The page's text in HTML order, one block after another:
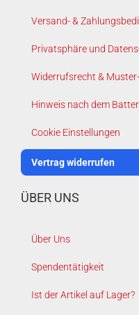
Versand- &
Privatsphäre und
Widerrufsrecht &
Hinweis nach dem
Cookie Einstellungen
Vertrag widerrufen
ÜBER UNS
Über Uns
Spendentätigkeit
Ist der Artikel auf Lager?